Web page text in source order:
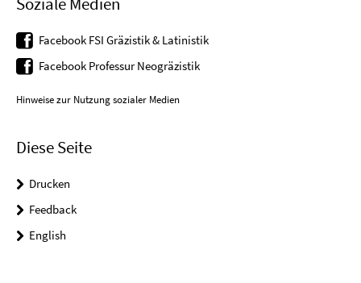
Facebook FSI Gräzistik & Latinistik
Facebook Professur Neogräzistik
Hinweise zur Nutzung sozialer Medien
Diese Seite
Drucken
Feedback
English